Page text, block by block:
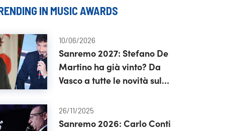
IN MUSIC AWARDS
10/06/2026
Sanremo 2027: Stefano De
Martino ha già vinto? Da
Vasco a tutte le novità sul
26/11/2025
Sanremo 2026: Carlo Conti